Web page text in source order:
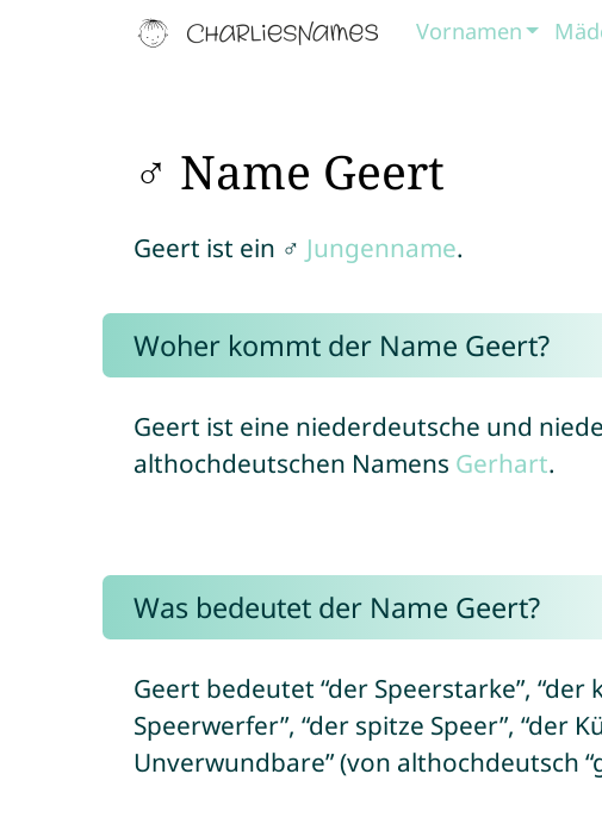
Vornamen
♂ Name Geert
Geert ist ein ♂ Jungenname.
Woher kommt der Name Geert?
Geert ist eine niederdeutsche und
althochdeutschen Namens Gerhart.
Was bedeutet der Name Geert?
Geert bedeutet “der Speerstarke”,
Speerwerfer”, “der spitze Speer”, “der
Unverwundbare” (von althochdeutsch